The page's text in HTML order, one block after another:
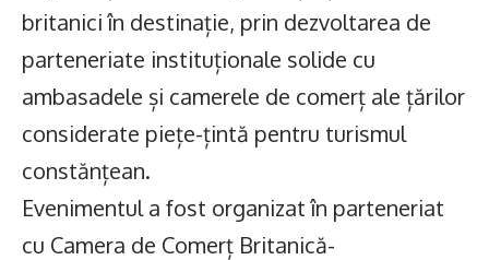
britanici în destinație, prin dezvoltarea de
parteneriate instituționale solide cu
ambasadele și camerele de comerț ale țărilor
considerate piețe-țintă pentru turismul
constănțean.
Evenimentul a fost organizat în parteneriat
cu Camera de Comerț Britanică-